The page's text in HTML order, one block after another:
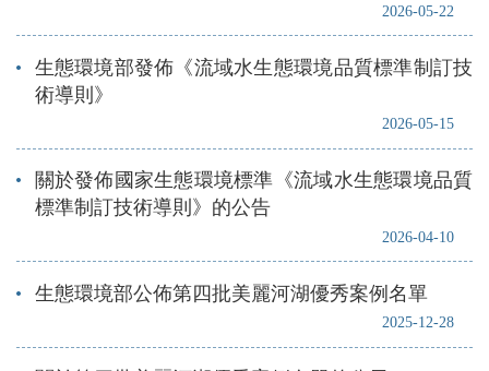
2026-05-22
生態環境部發佈《流域水生態環境品質標準制訂技
術導則》
2026-05-15
關於發佈國家生態環境標準《流域水生態環境品質
標準制訂技術導則》的公告
2026-04-10
生態環境部公佈第四批美麗河湖優秀案例名單
2025-12-28